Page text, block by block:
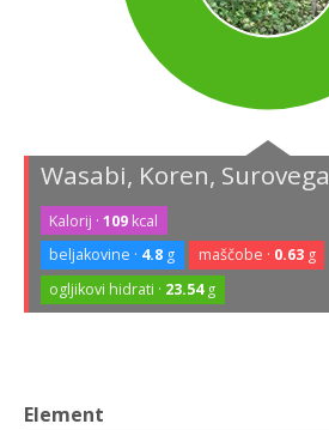
Wasabi, Koren, Surovega
Kalorij ·109 kcal
beljakovine · 4.8 g maščobe · 0.63g
ogljikovi hidrati · 23.54g
Element